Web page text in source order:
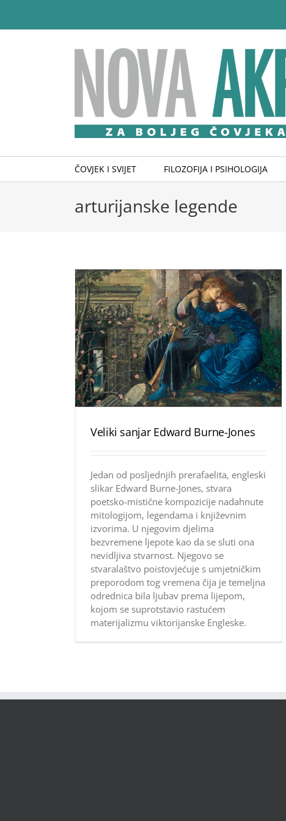
content
ČOVJEK I SVIJET FILOZOFIJA I PSIHOLOGIJA
arturijanske legende
Veliki sanjar Edward Burne-Jones
Jedan od posljednjih prerafaelita, engleski
slikar Edward Burne-Jones, stvara
poetsko-mistične kompozicije nadahnute
mitologijom, legendama i književnim
izvorima. U njegovim djelima
bezvremene ljepote kao da se sluti ona
nevidljiva stvarnost. Njegovo se
stvaralaštvo poistovjećuje s umjetničkim
preporodom tog vremena čija je temeljna
odrednica bila ljubav prema lijepom,
kojom se suprotstavio rastućem
materijalizmu viktorijanske Engleske.